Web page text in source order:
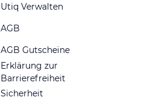
Utiq Verwalten
AGB
AGB Gutscheine
Erklärung zur
Barrierefreiheit
Sicherheit